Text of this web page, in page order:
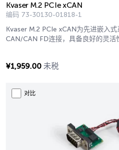
Kvaser M.2 PCIe xCAN
编码 73-30130-01818-1
Kvaser M.2 PCIe xCAN为先进嵌入
CAN/CAN FD连接，具备良好的灵活
¥1,959.00 未税
对比